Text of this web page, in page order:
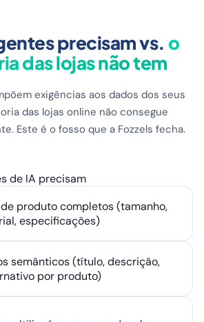
precisam vs. o
das lojas não tem
exigências aos dados dos seus
das lojas online não consegue
Este é o fosso que a Fozzels fecha.
de IA precisam
produto completos (tamanho,
especificações)
semânticos (título, descrição,
por produto)